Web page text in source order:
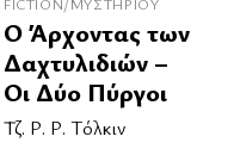
Ο Άρχοντας των
Δαχτυλιδιών –
Οι Δύο Πύργοι
Τζ. Ρ. Ρ. Τόλκιν